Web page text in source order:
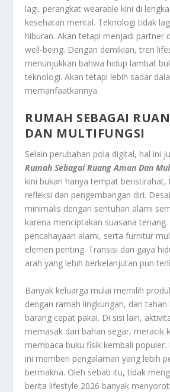
lagi, perangkat wearable kini di
kesehatan mental. Teknologi tidak
hiburan. Akan tetapi menjadi partner
well-being. Dengan demikian, tren
menunjukkan bahwa hidup lambat
teknologi. Akan tetapi lebih sadar
memanfaatkannya.
RUMAH SEBAGAI
DAN MULTIFUNGSI
Selain perubahan pola digital, hal ini
Rumah Sebagai Ruang Aman Dan
kini bukan hanya tempat
refleksi dan pengembangan diri.
minimalis dengan sentuhan alami
karena menciptakan suasana
pencahayaan alami, serta furnitur
elemen penting. Transisi dari gaya
arah yang lebih berkelanjutan pun
Banyak keluarga mulai memilih
dengan ramah lingkungan, dan
barang cepat pakai. Di sisi lain,
memasak dari bahan segar, meracik
membaca buku fisik kembali populer.
ini memberi pengalaman yang lebih
bermakna. Oleh sebab itu, tidak
berita lifestyle 2026 banyak